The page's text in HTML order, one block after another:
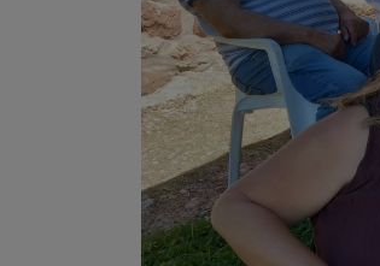
El programa de